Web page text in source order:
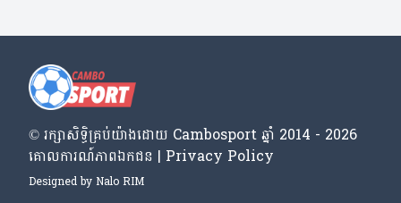
© រក្សា​សិទ្ធិ​គ្រប់​យ៉ាង​ដោយ​ Cambosport ឆ្នាំ 2014 - 2026
គោលការណ៍​ភាព​ឯកជន | Privacy Policy
Designed by Nalo RIM